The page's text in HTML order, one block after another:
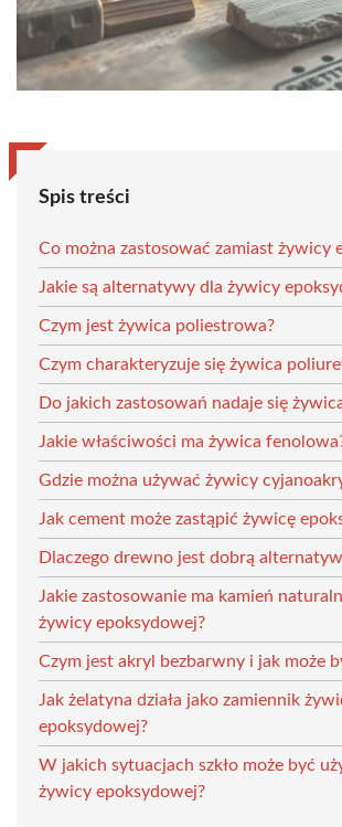
Spis treści
Co można zastosować zamiast żywicy
Jakie są alternatywy dla żywicy
Czym jest żywica poliestrowa?
Czym charakteryzuje się żywica
Do jakich zastosowań nadaje się
Jakie właściwości ma żywica
Gdzie można używać żywicy
Jak cement może zastąpić żywicę
Dlaczego drewno jest dobrą
Jakie zastosowanie ma kamień
żywicy epoksydowej?
Czym jest akryl bezbarwny i jak może
Jak żelatyna działa jako zamiennik
epoksydowej?
W jakich sytuacjach szkło może być
żywicy epoksydowej?